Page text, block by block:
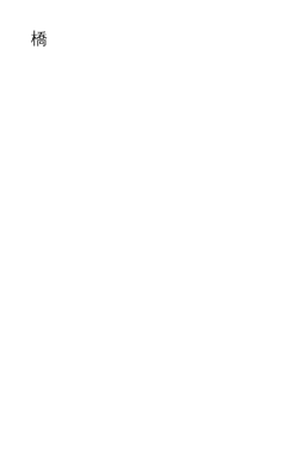
橋